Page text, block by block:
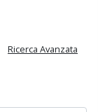
Ricerca Avanzata